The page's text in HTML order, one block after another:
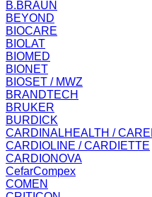
B.BRAUN
BEYOND
BIOCARE
BIOLAT
BIOMED
BIONET
BIOSET / MWZ
BRANDTECH
BRUKER
BURDICK
CARDINALHEALTH /
CARDIOLINE / CARDIETTE
CARDIONOVA
CefarCompex
COMEN